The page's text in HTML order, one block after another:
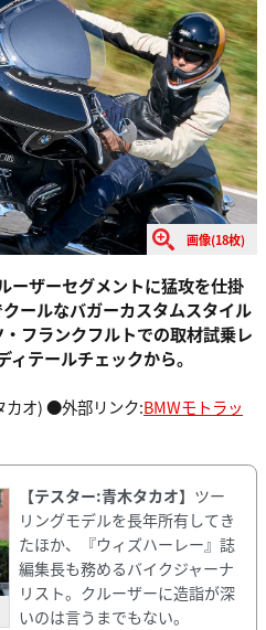
画像(18枚)
ーザーセグメントに猛攻を仕掛
ールなバガーカスタムスタイル
フランクフルトでの取材試乗レ
テールチェックから。
カオ) ●外部リンク:BMWモトラッ
【テスター:青木タカオ】 ツー
リングモデルを長年所有してき
たほか、『ウィズハーレー』誌
編集長も務めるバイクジャーナ
リスト。クルーザーに造詣が深
いのは言うまでもない。